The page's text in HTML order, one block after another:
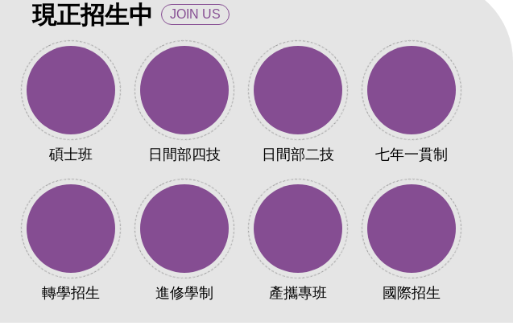
新生事務專區 Q&A
現正招生中 JOIN US
碩士班 日間部四技 日間部二技 七年一貫制
轉學招生 進修學制 產攜專班 國際招生